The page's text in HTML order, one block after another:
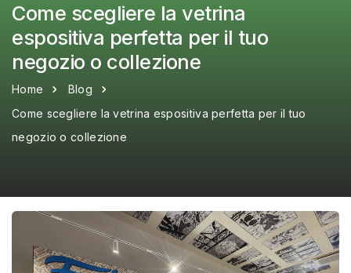
Come scegliere la vetrina
espositiva perfetta per il tuo
negozio o collezione
Home
Blog
Come scegliere la vetrina espositiva perfetta per il tuo
negozio o collezione